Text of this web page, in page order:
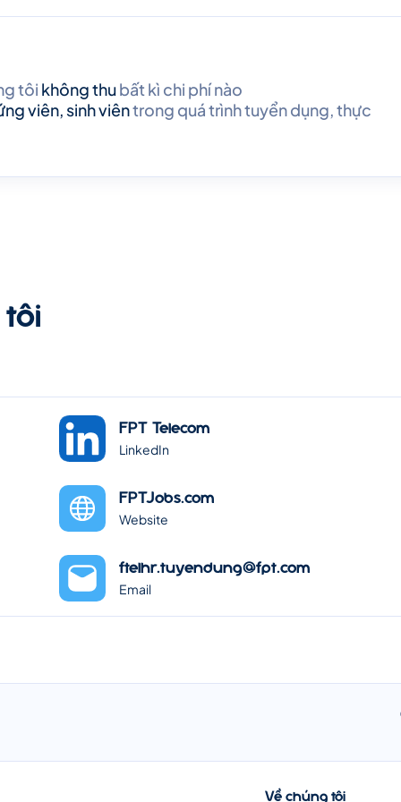
tôi không thubất kì chi phí nào
viên, sinh viêntrong quá trình tuyển dụng, thực
FPT Telecom
LinkedIn
FPTJobs.com
Website
ftelhr.tuyendung@fpt.com
Email
Về chúng tôi